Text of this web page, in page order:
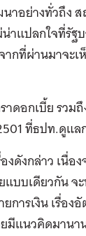
าอย่างทั่วถึง
าแปลกใจที่รั
กที่ผ่านมาจะ
าดอกเบี้ย รว
ที่ธปท.ดูแล
งดังกล่าว เนื่
บบเดียวกัน
การเงิน เรื่อ
ยมีแนวคิดมา